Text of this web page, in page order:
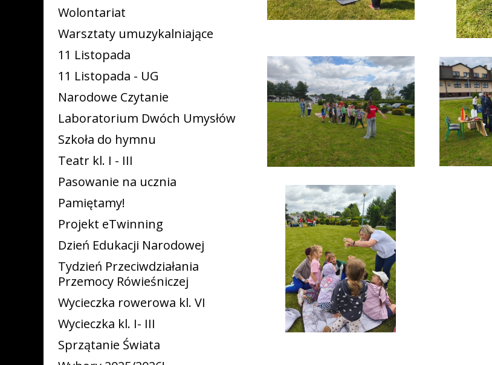
Wolontariat
Warsztaty umuzykalniające
11 Listopada
11 Listopada - UG
Narodowe Czytanie
Laboratorium Dwóch Umysłów
Szkoła do hymnu
Teatr kl. I - III
Pasowanie na ucznia
Pamiętamy!
Projekt eTwinning
Dzień Edukacji Narodowej
Tydzień Przeciwdziałania
Przemocy Rówieśniczej
Wycieczka rowerowa kl. VI
Wycieczka kl. I- III
Sprzątanie Świata